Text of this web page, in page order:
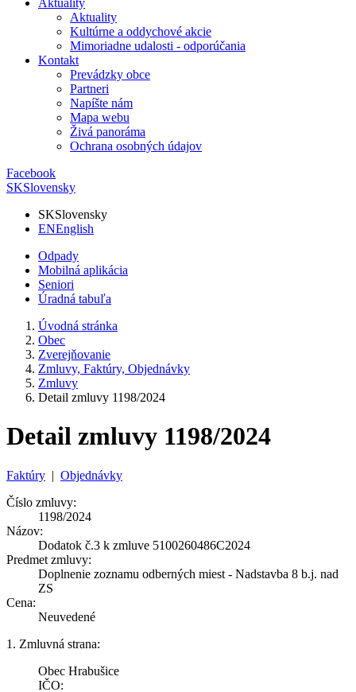
Aktuality
Aktuality
Kultúrne a oddychové akcie
Mimoriadne udalosti - odporúčania
Kontakt
Prevádzky obce
Partneri
Napíšte nám
Mapa webu
Živá panoráma
Ochrana osobných údajov
Facebook
SKSlovensky
SKSlovensky
ENEnglish
Odpady
Mobilná aplikácia
Seniori
Úradná tabuľa
Úvodná stránka
Obec
Zverejňovanie
Zmluvy, Faktúry, Objednávky
Zmluvy
Detail zmluvy 1198/2024
Detail zmluvy 1198/2024
Faktúry | Objednávky
Číslo zmluvy:
1198/2024
Názov:
Dodatok č.3 k zmluve 5100260486C2024
Predmet zmluvy:
Doplnenie zoznamu odberných miest - Nadstavba 8 b.j. nad
ZS
Cena:
Neuvedené
1. Zmluvná strana:
Obec Hrabušice
IČO: